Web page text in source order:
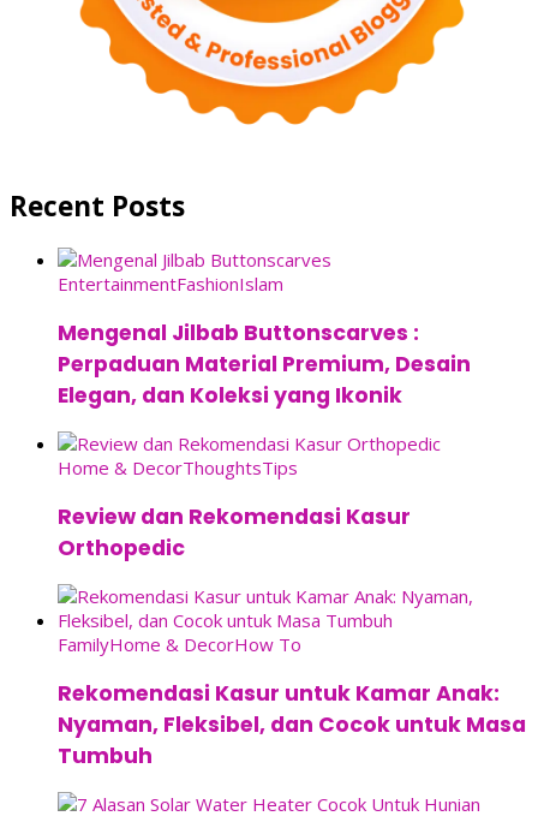
Recent Posts
EntertainmentFashionIslam
Mengenal Jilbab Buttonscarves :
Perpaduan Material Premium, Desain
Elegan, dan Koleksi yang Ikonik
Home & DecorThoughtsTips
Review dan Rekomendasi Kasur
Orthopedic
FamilyHome & DecorHow To
Rekomendasi Kasur untuk Kamar Anak:
Nyaman, Fleksibel, dan Cocok untuk Masa
Tumbuh